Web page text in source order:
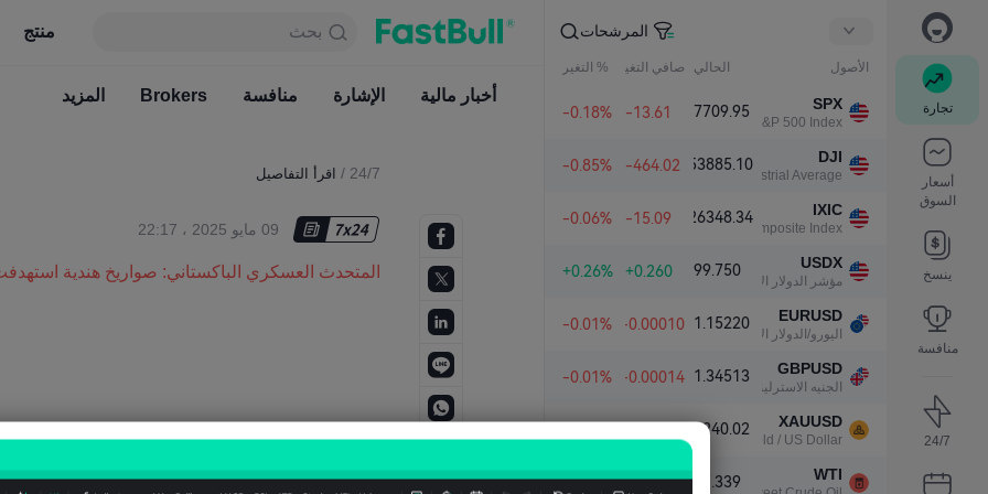
تجارة
أسعار
السوق
ينسخ
منافسة
24/7
المرشحات
الأصول الحالي صافي التغير % التغير
SPX
S&P 500 Index
7709.95
-13.61
-0.18%
DJI
Dow Jones Industrial Average
53885.10
-464.02
-0.85%
IXIC
NASDAQ Composite Index
26348.34
-15.09
-0.06%
USDX
مؤشر الدولار الأمريكي
99.750
+0.260
+0.26%
EURUSD
اليورو/الدولار الأمريكي
1.15220
-0.00010
-0.01%
GBPUSD
الجنيه الاسترليني/الدولار الأمريكي
1.34513
-0.00014
-0.01%
XAUUSD
Gold / US Dollar
4240.02
WTI
77.339
+3.067
+4.13%
بحث منتج
أخبار مالية الإشارة منافسة
بحث
دائما مجاني
أخبار مالية الإشارة منافسة Brokers المزيد
24/7
/ اقرأ التفاصيل
09 مايو 2025 ، 22:17
المتحدث العسكري الباكستاني: صواريخ هندية